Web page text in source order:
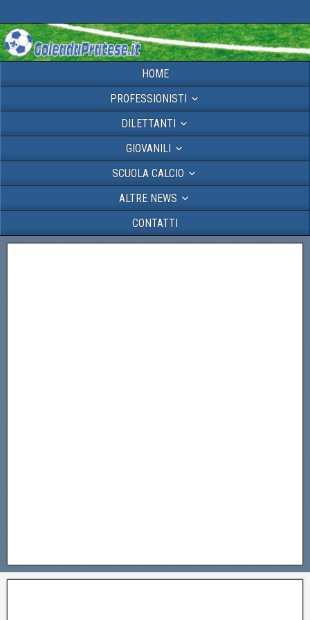
HOME
PROFESSIONISTI
DILETTANTI
GIOVANILI
SCUOLA CALCIO
ALTRE NEWS
CONTATTI